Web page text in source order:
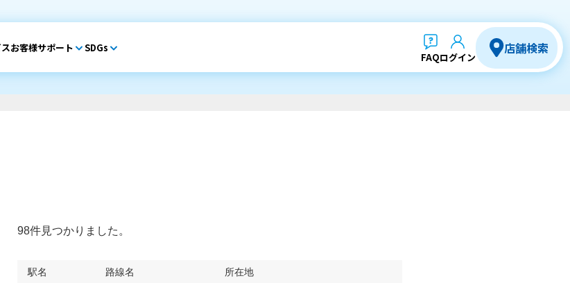
お客様サポート SDGs
FAQログイン
店舗検索
98件見つかりました。
駅名 路線名 所在地